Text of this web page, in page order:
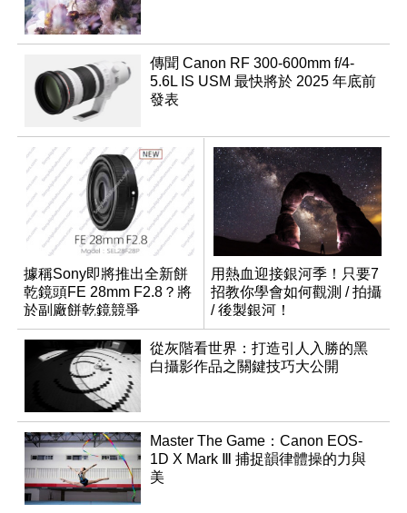
傳聞 Canon RF 300-600mm f/4-
5.6L IS USM 最快將於 2025 年底前
發表
據稱Sony即將推出全新餅
乾鏡頭FE 28mm F2.8？將
於副廠餅乾鏡競爭
用熱血迎接銀河季！只要7
招教你學會如何觀測 / 拍攝
/ 後製銀河！
從灰階看世界：打造引人入勝的黑
白攝影作品之關鍵技巧大公開
Master The Game：Canon EOS-
1D X Mark Ⅲ 捕捉韻律體操的力與
美